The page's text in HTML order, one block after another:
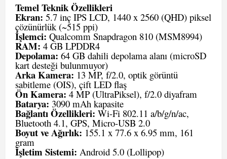
Temel Teknik Özellikleri
Ekran: 5.7 inç IPS LCD, 1440 x 2560 (QHD) piksel
çözünürlük (~515 ppi)
İşlemci: Qualcomm Snapdragon 810 (MSM8994)
RAM: 4 GB LPDDR4
Depolama: 64 GB dahili depolama alanı (microSD
kart desteği bulunmuyor)
Arka Kamera: 13 MP, f/2.0, optik görüntü
sabitleme (OIS), çift LED flaş
Ön Kamera: 4 MP (UltraPiksel), f/2.0 diyafram
Batarya: 3090 mAh kapasite
Bağlantı Özellikleri: Wi-Fi 802.11 a/b/g/n/ac,
Bluetooth 4.1, GPS, Micro-USB 2.0
Boyut ve Ağırlık: 155.1 x 77.6 x 6.95 mm, 161
gram
İşletim Sistemi: Android 5.0 (Lollipop)